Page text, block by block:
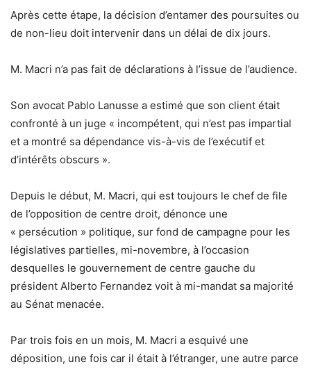
Après cette étape, la décision d’entamer des poursuites ou
de non-lieu doit intervenir dans un délai de dix jours.
M. Macri n’a pas fait de déclarations à l’issue de l’audience.
Son avocat Pablo Lanusse a estimé que son client était
confronté à un juge « incompétent, qui n’est pas impartial
et a montré sa dépendance vis-à-vis de l’exécutif et
d’intérêts obscurs ».
Depuis le début, M. Macri, qui est toujours le chef de file
de l’opposition de centre droit, dénonce une
« persécution » politique, sur fond de campagne pour les
législatives partielles, mi-novembre, à l’occasion
desquelles le gouvernement de centre gauche du
président Alberto Fernandez voit à mi-mandat sa majorité
au Sénat menacée.
Par trois fois en un mois, M. Macri a esquivé une
déposition, une fois car il était à l’étranger, une autre parce